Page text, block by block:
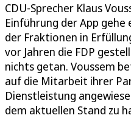
CDU-Sprecher Klaus
Einführung der App gehe
der Fraktionen in
vor Jahren die FDP
nichts getan. Voussem
auf die Mitarbeit ihrer
Dienstleistung
dem aktuellen Stand zu